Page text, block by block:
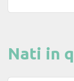
Nati in